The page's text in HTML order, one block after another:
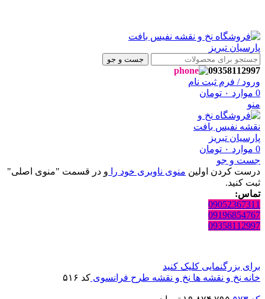
جست و جو
09358112997
ورود / فرم ثبت نام
0 موارد ۰ تومان
منو
0 موارد ۰ تومان
جست و جو
درست کردن اولین منوی ناوبری خود را و در قسمت "منوی اصلی"
ثبت کنید.
تماس:
09052367311
09196854767
09358112997
برای بزرگنمایی کلیک کنید
خانه نخ و نقشه ها نخ و نقشه طرح فرانسوی کد ۵۱۶